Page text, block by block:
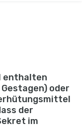
enthalten
oder
der
im